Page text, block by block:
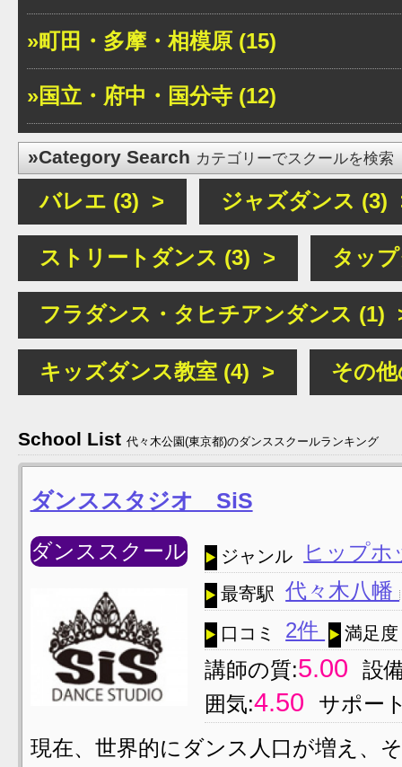
»町田・多摩・相模原 (15)
»国立・府中・国分寺 (12)
»Category Search カテゴリーでスクールを検索
バレエ (3) > ジャズダンス (3)
ストリートダンス (3) > タッ
フラダンス・タヒチアンダンス (1)
キッズダンス教室 (4) > その
School List 代々木公園(東京都)のダンススクールランキング
ダンススタジオ SiS
ダンススクール ジャンル ヒップ
最寄駅 代々木八幡
口コミ 2件 満足度
講師の質:5.00
設
囲気:4.50
サポー
現在、世界的にダンス人口が増え、